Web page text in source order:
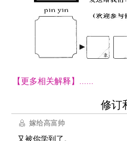
【更多相关解释】......